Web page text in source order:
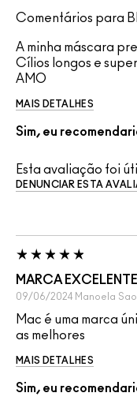
Comentários para
A minha máscara
Cílios longos e
AMO
MAIS DETALHES
Sim, eu
Esta avaliação foi
DENUNCIAR ESTA
MARCA EXCELENTE
09/06/2024 Manoela
Mac é uma marca
as melhores
MAIS DETALHES
Sim, eu